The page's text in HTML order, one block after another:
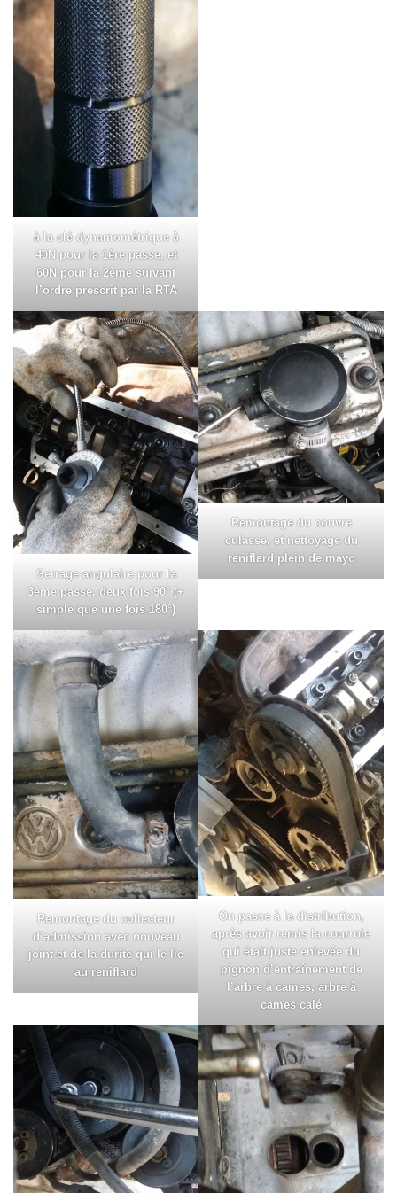
à la clé dynamométrique à
40N pour la 1ère passe, et
60N pour la 2ème suivant
l’ordre prescrit par la RTA
Serrage angulaire pour la
3ème passe, deux fois 90° (+
simple que une fois 180°)
Remontage du couvre
culasse, et nettoyage du
reniflard plein de mayo
Remontage du collecteur
d’admission avec nouveau
joint et de la durite qui le lie
au reniflard
On passe à la distribution,
après avoir remis la courroie
qui était juste enlevée du
pignon d’entraînement de
l’arbre à cames, arbre à
cames calé